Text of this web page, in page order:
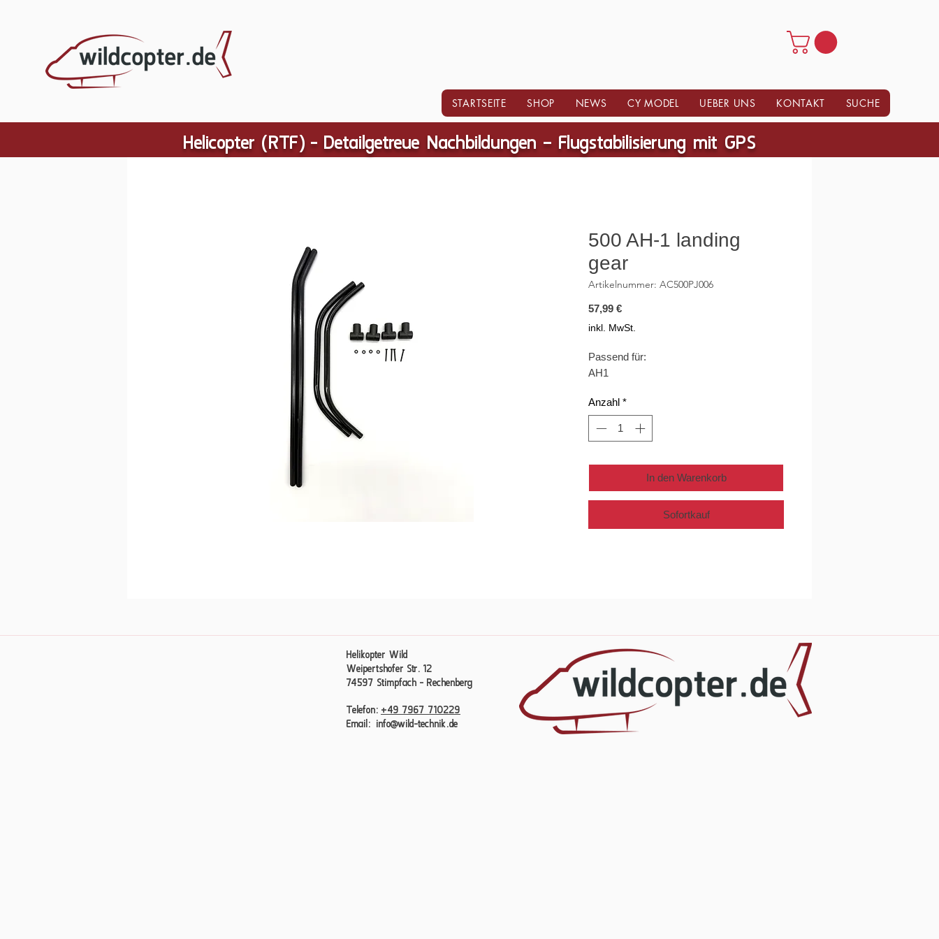
STARTSEITE SHOP NEWS CY MODEL UEBER UNS KONTAKT SUCHE
500 AH-1 landing
gear
Artikelnummer: AC500PJ006
57,99 €Preis
inkl. MwSt.
Passend für:
AH1
Anzahl *
In den Warenkorb
Sofortkauf
Helicopter (RTF) - Detailgetreue Nachbildungen – Flugstabilisierung mit GPS
Helikopter Wild
Weipertshofer Str. 12
74597 Stimpfach - Rechenberg​​
Telefon: +49 7967 710229
Email: info@wild-technik.de